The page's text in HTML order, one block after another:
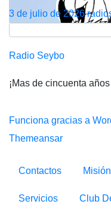
3 de julio de 2026
Radio Seybo
¡Mas de cincuenta
Funciona gracias a
Themeansar
Contactos
Servicios Club